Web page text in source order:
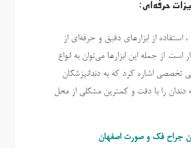
، استفاده از ابزارهای دقیق و حرفه‌ای از
است. از جمله این ابزارها می‌توان به انواع
تخصصی اشاره کرد که به دندانپزشکان
را با دقت و کمترین مشکلی از محل
جراح فک و صورت اصفهان